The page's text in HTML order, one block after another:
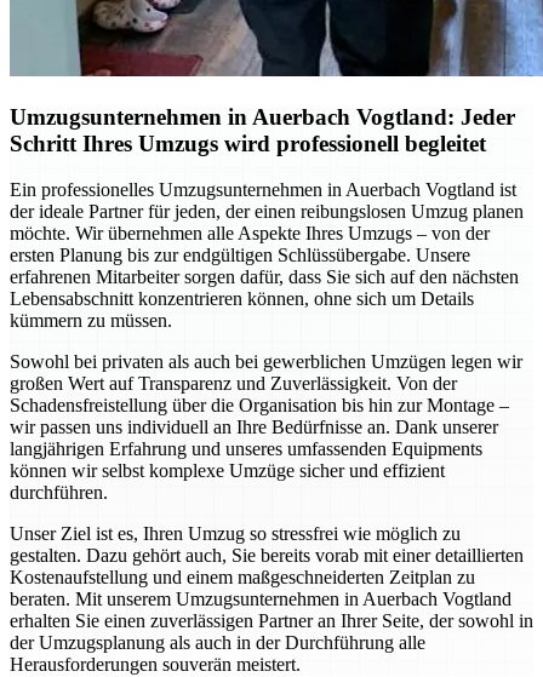
Umzugsunternehmen in Auerbach Vogtland: Jeder
Schritt Ihres Umzugs wird professionell begleitet
Ein professionelles Umzugsunternehmen in Auerbach Vogtland ist
der ideale Partner für jeden, der einen reibungslosen Umzug planen
möchte. Wir übernehmen alle Aspekte Ihres Umzugs – von der
ersten Planung bis zur endgültigen Schlüssübergabe. Unsere
erfahrenen Mitarbeiter sorgen dafür, dass Sie sich auf den nächsten
Lebensabschnitt konzentrieren können, ohne sich um Details
kümmern zu müssen.
Sowohl bei privaten als auch bei gewerblichen Umzügen legen wir
großen Wert auf Transparenz und Zuverlässigkeit. Von der
Schadensfreistellung über die Organisation bis hin zur Montage –
wir passen uns individuell an Ihre Bedürfnisse an. Dank unserer
langjährigen Erfahrung und unseres umfassenden Equipments
können wir selbst komplexe Umzüge sicher und effizient
durchführen.
Unser Ziel ist es, Ihren Umzug so stressfrei wie möglich zu
gestalten. Dazu gehört auch, Sie bereits vorab mit einer detaillierten
Kostenaufstellung und einem maßgeschneiderten Zeitplan zu
beraten. Mit unserem Umzugsunternehmen in Auerbach Vogtland
erhalten Sie einen zuverlässigen Partner an Ihrer Seite, der sowohl in
der Umzugsplanung als auch in der Durchführung alle
Herausforderungen souverän meistert.